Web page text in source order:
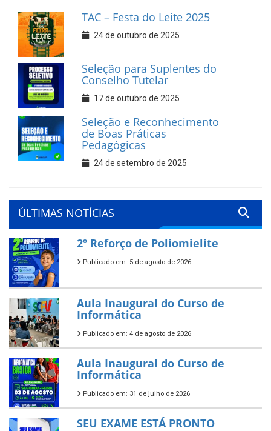
TAC – Festa do Leite 2025
24 de outubro de 2025
Seleção para Suplentes do
Conselho Tutelar
17 de outubro de 2025
Seleção e Reconhecimento
de Boas Práticas
Pedagógicas
24 de setembro de 2025
ÚLTIMAS NOTÍCIAS
2º Reforço de Poliomielite
Publicado em: 5 de agosto de 2026
Aula Inaugural do Curso de
Informática
Publicado em: 4 de agosto de 2026
Aula Inaugural do Curso de
Informática
Publicado em: 31 de julho de 2026
SEU EXAME ESTÁ PRONTO